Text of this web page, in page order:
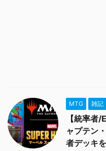
MTG 雑記
【統率者
ャプテン
者デッキ